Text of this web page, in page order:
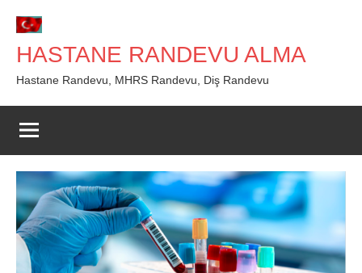
geç
HASTANE RANDEVU ALMA
Hastane Randevu, MHRS Randevu, Diş Randevu